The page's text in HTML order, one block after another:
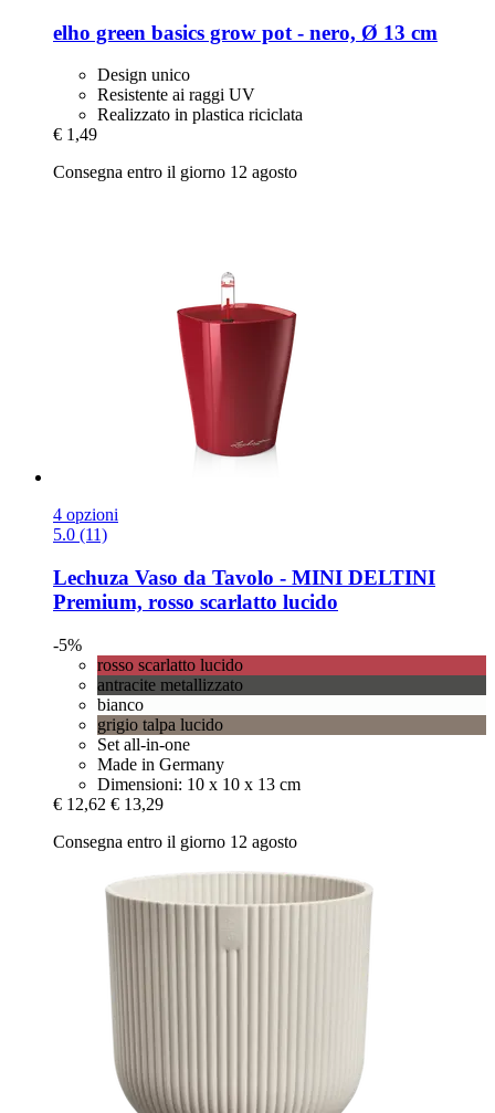
elho green basics grow pot -​ nero, Ø 13 cm
Design unico
Resistente ai raggi UV
Realizzato in plastica riciclata
€ 1,49
Consegna entro il giorno 12 agosto
4 opzioni
5.0 (11)
Lechuza Vaso da Tavolo -​ MINI DELTINI
Premium, rosso scarlatto lucido
-5%
rosso scarlatto lucido
antracite metallizzato
bianco
grigio talpa lucido
Set all-in-one
Made in Germany
Dimensioni: 10 x 10 x 13 cm
€ 12,62 € 13,29
Consegna entro il giorno 12 agosto